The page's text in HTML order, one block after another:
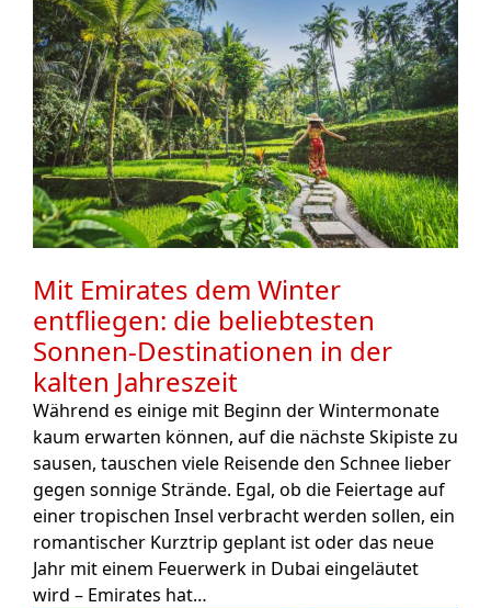
Mit Emirates dem Winter
entfliegen: die beliebtesten
Sonnen-Destinationen in der
kalten Jahreszeit
Während es einige mit Beginn der Wintermonate
kaum erwarten können, auf die nächste Skipiste zu
sausen, tauschen viele Reisende den Schnee lieber
gegen sonnige Strände. Egal, ob die Feiertage auf
einer tropischen Insel verbracht werden sollen, ein
romantischer Kurztrip geplant ist oder das neue
Jahr mit einem Feuerwerk in Dubai eingeläutet
wird – Emirates hat…